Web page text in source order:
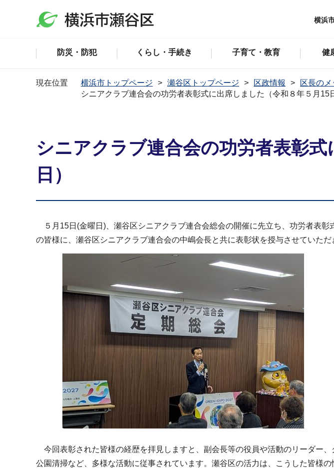
横浜
防災・防犯 くらし・手続き 子育て・教育 健
現在位置 横浜市トップページ 瀬谷区トップページ 区政情報 区長の
シニアクラブ連合会の功労者表彰式に出席しました（令和８年５月15
シニアクラブ連合会の功労者表彰
日）
５月15日(金曜日)、瀬谷区シニアクラブ連合会総会の開催に先立ち、功労者表
の皆様に、瀬谷区シニアクラブ連合会の中嶋会長と共に表彰状を授与させていただ
今回表彰された皆様の経歴を拝見しますと、副会長等の役員や活動のリーダー
公園清掃など、多様な活動に従事されています。瀬谷区の活力は、こうした皆様の